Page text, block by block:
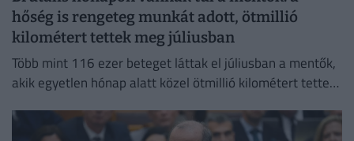
hőség is rengeteg munkát adott, ötmillió
kilométert tettek meg júliusban
Több mint 116 ezer beteget láttak el júliusban a mentők,
akik egyetlen hónap alatt közel ötmillió kilométert tettek